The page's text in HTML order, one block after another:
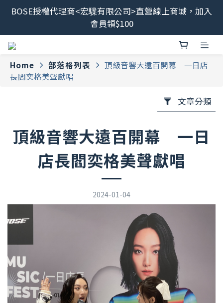
最新消息📢BOSE 售後服務、維修流程調整<2026/6/8
起>
BOSE授權代理商<宏驜有限公司>直營線上商城，加入
會員領$100
會員限定福利開搶！下單即贈BOSE品牌筆記本，錯過
最新消息📢BOSE 售後服務、維修流程調整<2026/6/8
Home 部落格列表
頂級音響大遠百開幕 一日店
長閻奕格美聲獻唱
文章分類
頂級音響大遠百開幕 一日
店長閻奕格美聲獻唱
2024-01-04